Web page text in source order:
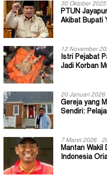
30 Oktober 2025
PTUN
Akibat Bupati
12 November
Istri Pejabat
Jadi Korban
20 Januari 2026
Gereja yang
Sendiri:
7 Maret 2026
Mantan Wakil
Indonesia